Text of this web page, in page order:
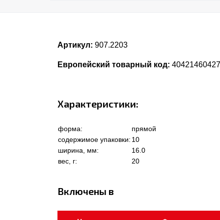
Артикул: 907.2203
Европейский товарный код:
Характеристики:
форма:
прямой
содержимое упаковки: 10
ширина, мм:
16.0
вес, г:
20
Включены в